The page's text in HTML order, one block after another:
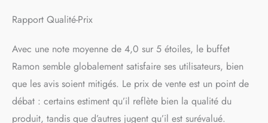
Rapport Qualité-Prix
Avec une note moyenne de 4,0 sur 5 étoiles, le buffet
Ramon semble globalement satisfaire ses utilisateurs, bien
que les avis soient mitigés. Le prix de vente est un point de
débat : certains estiment qu’il reflète bien la qualité du
produit, tandis que d’autres jugent qu’il est surévalué.